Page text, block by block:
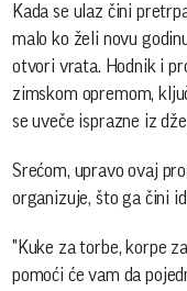
Kada se ulaz čini
malo ko želi novu
otvori vrata. Hodnik i
zimskom opremom,
se uveče isprazne iz
Srećom, upravo ovaj
organizuje, što ga čini
"Kuke za torbe, korpe
pomoći će vam da